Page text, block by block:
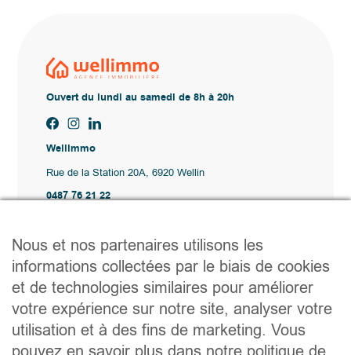
Ouvert du lundi au samedi de 8h à 20h
Wellimmo
Rue de la Station 20A, 6920 Wellin
0487 76 21 22
Acheter
Louer
Vendre
Contact
Liens utiles
Nous et nos partenaires utilisons les
informations collectées par le biais de cookies
et de technologies similaires pour améliorer
votre expérience sur notre site, analyser votre
utilisation et à des fins de marketing. Vous